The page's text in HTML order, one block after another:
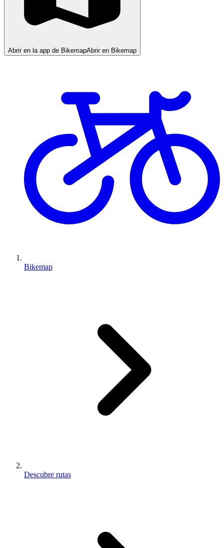
Abrir en la app de BikemapAbrir en Bikemap
Bikemap
Descubre rutas